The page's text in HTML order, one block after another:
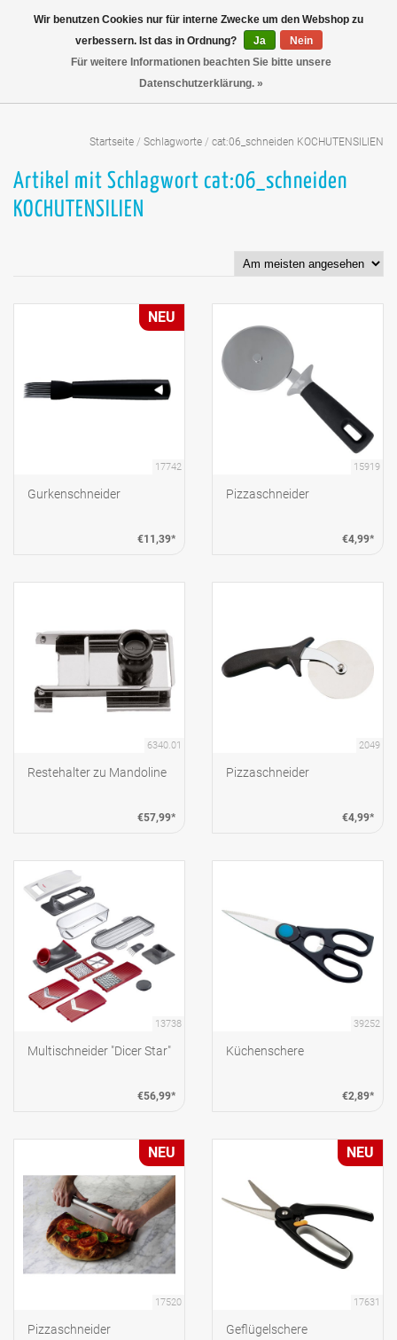
Startseite / Schlagworte / cat:06_schneiden KOCHUTENSILIEN
Artikel mit Schlagwort cat:06_schneiden
KOCHUTENSILIEN
17742
Gurkenschneider
€11,39*
NEU
15919
Pizzaschneider
€4,99*
6340.01
Restehalter zu Mandoline
€57,99*
2049
Pizzaschneider
€4,99*
13738
Multischneider "Dicer Star"
€56,99*
39252
Küchenschere
€2,89*
17520
Pizzaschneider
NEU
17631
Geflügelschere
NEU
Wir benutzen Cookies nur für interne Zwecke um den Webshop zu
verbessern. Ist das in Ordnung?
Ja
Nein
Für weitere Informationen beachten Sie bitte unsere
Datenschutzerklärung. »